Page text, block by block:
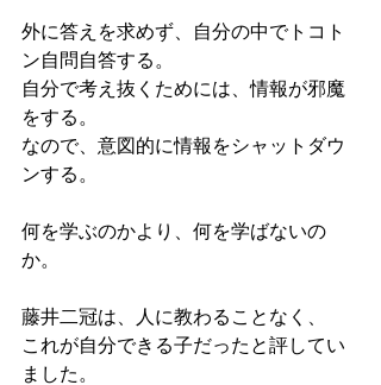
外に答えを求めず、自分の中でトコト
ン自問自答する。
自分で考え抜くためには、情報が邪魔
をする。
なので、意図的に情報をシャットダウ
ンする。
何を学ぶのかより、何を学ばないの
か。
藤井二冠は、人に教わることなく、
これが自分できる子だったと評してい
ました。